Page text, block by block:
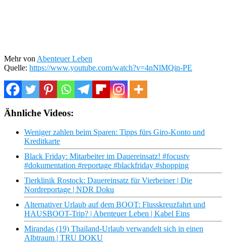
Mehr von Abenteuer Leben
Quelle: https://www.youtube.com/watch?v=4nNlMQin-PE
Ähnliche Videos:
Weniger zahlen beim Sparen: Tipps fürs Giro-Konto und
Kreditkarte
Black Friday: Mitarbeiter im Dauereinsatz! #focustv
#dokumentation #reportage #blackfriday #shopping
Tierklinik Rostock: Dauereinsatz für Vierbeiner | Die
Nordreportage | NDR Doku
Alternativer Urlaub auf dem BOOT: Flusskreuzfahrt und
HAUSBOOT-Trip? | Abenteuer Leben | Kabel Eins
Mirandas (19) Thailand-Urlaub verwandelt sich in einen
Albtraum | TRU DOKU